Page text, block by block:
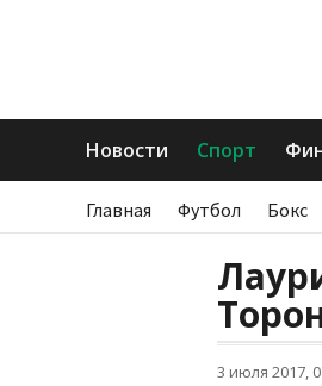
Новости Спорт
Главная Футбол Бокс
3 июля 2017,